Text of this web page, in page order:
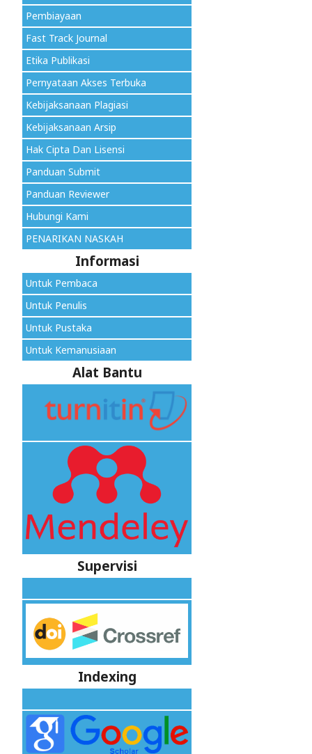
Pembiayaan
Fast Track Journal
Etika Publikasi
Pernyataan Akses Terbuka
Kebijaksanaan Plagiasi
Kebijaksanaan Arsip
Hak Cipta Dan Lisensi
Panduan Submit
Panduan Reviewer
Hubungi Kami
PENARIKAN NASKAH
Informasi
Untuk Pembaca
Untuk Penulis
Untuk Pustaka
Untuk Kemanusiaan
Alat Bantu
Supervisi
Indexing